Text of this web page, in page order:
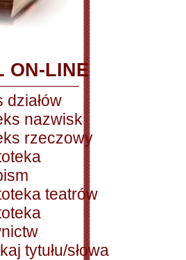
ON-LINE
działów
nazwisk
rzeczowy
teatrów
tytułu/słowa